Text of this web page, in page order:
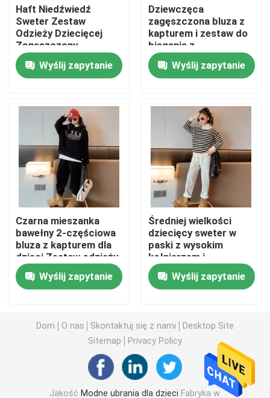
Modne ubrania dla dzieci
Odzież dla małych dziewczynek
Zestaw odzieży dla dzieci
Ciepłe Płaszcze Dziecięce
Spodnie dziecięce
Odzież dziecięca
Modna Odzież Dziecięca
Dziecięca odzież chroniąca przed słońcem
Wiosenne ubrania dla dzieci
Haft Niedźwiedź
Sweter Zestaw
Odzieży Dziecięcej
Zagęszczony
Wyślij zapytanie
Dziewczęca
zagęszczona bluza z
kapturem i zestaw do
biegania z
elastycznymi
mankietami Trend
Cartoon Pattern
Wyślij zapytanie
Czarna mieszanka
bawełny 2-częściowa
bluza z kapturem dla
dzieci Zestaw odzieży
przyjaznej dla skóry
Wyślij zapytanie
Średniej wielkości
dziecięcy sweter w
paski z wysokim
kołnierzem i
aksamitną
przyjaznością dla
skóry
Wyślij zapytanie
Dom O nas Skontaktuj się z nami
Desktop Site
Sitemap
Privacy Policy
Jakość Modne ubrania dla dzieci Fabryka w